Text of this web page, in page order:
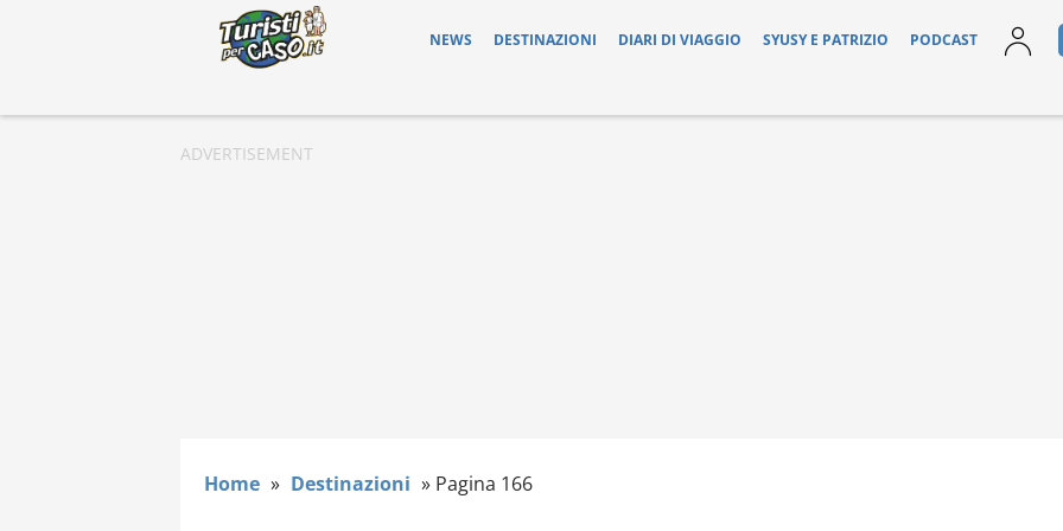
NEWS DESTINAZIONI DIARI DI VIAGGIO SYUSY E PATRIZIO PODCAST
Home » Destinazioni » Pagina 166